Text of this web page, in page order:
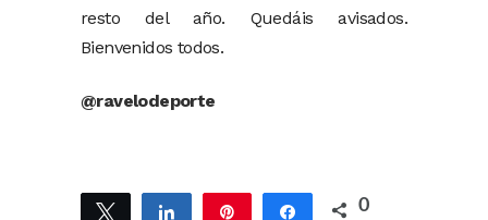
resto del año. Quedáis avisados.
Bienvenidos todos.
@ravelodeporte
Twittear Compartir Compartir
0